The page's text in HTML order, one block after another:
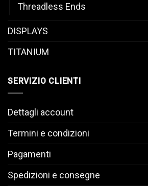
Threadless Ends
DISPLAYS
TITANIUM
SERVIZIO CLIENTI
Dettagli account
Termini e condizioni
Pagamenti
Spedizioni e consegne